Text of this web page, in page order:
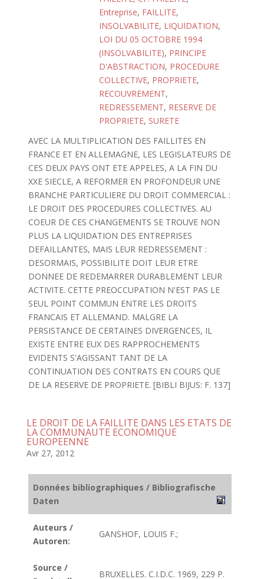
Entreprise, FAILLITE,
INSOLVABILITE, LIQUIDATION,
LOI DU 05 OCTOBRE 1994
(INSOLVABILITE), PRINCIPE
D'ABSTRACTION, PROCEDURE
COLLECTIVE, PROPRIETE,
RECOUVREMENT,
REDRESSEMENT, RESERVE DE
PROPRIETE, SURETE
AVEC LA MULTIPLICATION DES FAILLITES EN
FRANCE ET EN ALLEMAGNE, LES LEGISLATEURS DE
CES DEUX PAYS ONT ETE APPELES, A LA FIN DU
XXE SIECLE, A REFORMER EN PROFONDEUR UNE
BRANCHE PARTICULIERE DU DROIT COMMERCIAL :
LE DROIT DES PROCEDURES COLLECTIVES. AU
COEUR DE CES CHANGEMENTS SE TROUVE NON
PLUS LA LIQUIDATION DES ENTREPRISES
DEFAILLANTES, MAIS LEUR REDRESSEMENT :
DESORMAIS, POSSIBILITE DOIT LEUR ETRE
DONNEE DE REDEMARRER DURABLEMENT LEUR
ACTIVITE. CETTE PREOCCUPATION N'EST PAS LE
SEUL POINT COMMUN ENTRE LES DROITS
FRANCAIS ET ALLEMAND. MALGRE LA
PERSISTANCE DE CERTAINES DIVERGENCES, IL
EXISTE ENTRE EUX DES RAPPROCHEMENTS
EVIDENTS S'AGISSANT TANT DE LA
CONTINUATION DES CONTRATS EN COURS QUE
DE LA RESERVE DE PROPRIETE. [BIBLI BIJUS: F. 137]
LE DROIT DE LA FAILLITE DANS LES ETATS DE
LA COMMUNAUTE ECONOMIQUE
EUROPEENNE
Avr 27, 2012
Données bibliographiques / Bibliografische
Daten
Auteurs /
Autoren:
GANSHOF, LOUIS F.;
Source /
BRUXELLES. C.I.D.C. 1969, 229 P.